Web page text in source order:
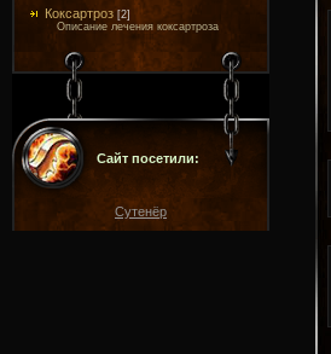
Коксартроз [2]
Описание лечения коксартроза
Сайт посетили:
Сутенёр